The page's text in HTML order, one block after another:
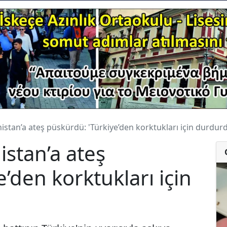
ateş püskürdü: 'Türkiye’den korktukları için
ateş
korktukları için